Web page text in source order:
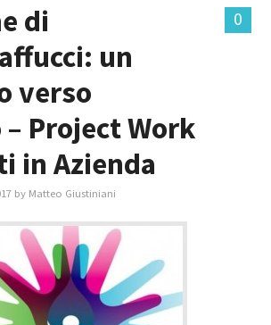
0
di
un
verso
– Project Work
in Azienda
by Matteo Giustiniani